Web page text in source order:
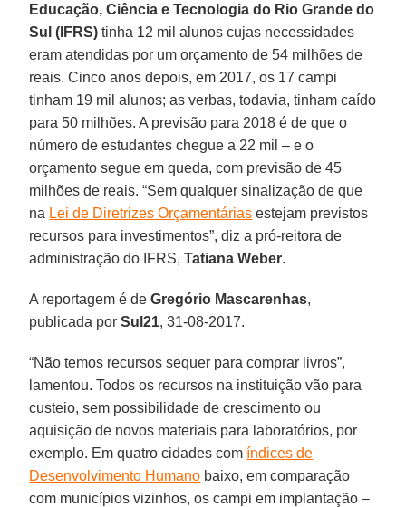
Educação, Ciência e Tecnologia do Rio Grande do
Sul (IFRS) tinha 12 mil alunos cujas necessidades
eram atendidas por um orçamento de 54 milhões de
reais. Cinco anos depois, em 2017, os 17 campi
tinham 19 mil alunos; as verbas, todavia, tinham caído
para 50 milhões. A previsão para 2018 é de que o
número de estudantes chegue a 22 mil – e o
orçamento segue em queda, com previsão de 45
milhões de reais. “Sem qualquer sinalização de que
na Lei de Diretrizes Orçamentárias estejam previstos
recursos para investimentos”, diz a pró-reitora de
administração do IFRS,Tatiana Weber.
A reportagem é deGregório Mascarenhas,
publicada porSul21, 31-08-2017.
“Não temos recursos sequer para comprar livros”,
lamentou. Todos os recursos na instituição vão para
custeio, sem possibilidade de crescimento ou
aquisição de novos materiais para laboratórios, por
exemplo. Em quatro cidades com índices de
Desenvolvimento Humano baixo, em comparação
com municípios vizinhos, os campi em implantação –